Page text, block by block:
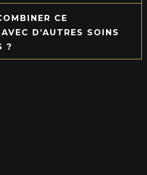
CE
D’AUTRES SOINS
?